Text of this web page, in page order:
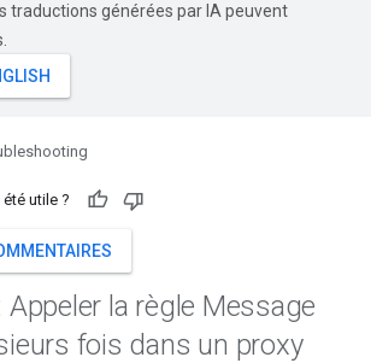
traductions générées par IA peuvent
utile ?
la règle Message
fois dans un proxy